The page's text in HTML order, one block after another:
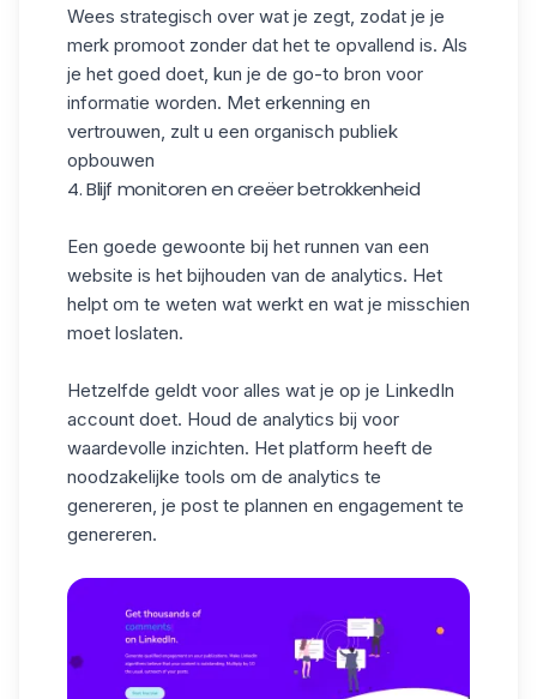
Wees strategisch over wat je zegt, zodat je je
merk promoot zonder dat het te opvallend is. Als
je het goed doet, kun je de go-to bron voor
informatie worden. Met erkenning en
vertrouwen, zult u een organisch publiek
opbouwen
4. Blijf monitoren en creëer betrokkenheid
Een goede gewoonte bij het runnen van een
website is het bijhouden van de analytics. Het
helpt om te weten wat werkt en wat je misschien
moet loslaten.
Hetzelfde geldt voor alles wat je op je LinkedIn
account doet. Houd de analytics bij voor
waardevolle inzichten. Het platform heeft de
noodzakelijke tools om de analytics te
genereren, je post te plannen en engagement te
genereren.